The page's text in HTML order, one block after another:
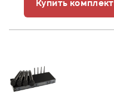
Купить комплект